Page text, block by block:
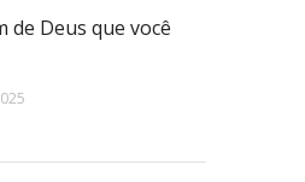
de Deus que você